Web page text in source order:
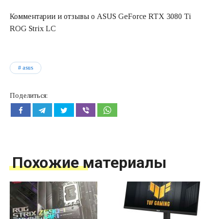
Комментарии и отзывы о ASUS GeForce RTX 3080 Ti
ROG Strix LC
asus
Поделиться:
Похожие материалы